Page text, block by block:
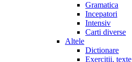
Gramatica
Incepatori
Intensiv
Carti diverse
Altele
Dictionare
Exercitii, texte